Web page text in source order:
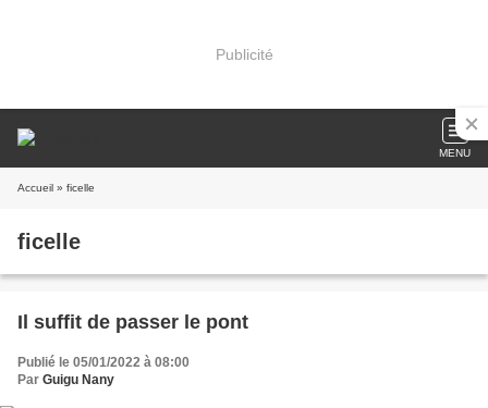
Publicité
MENU
Accueil » ficelle
ficelle
Il suffit de passer le pont
Publié le 05/01/2022 à 08:00
Par Guigu Nany